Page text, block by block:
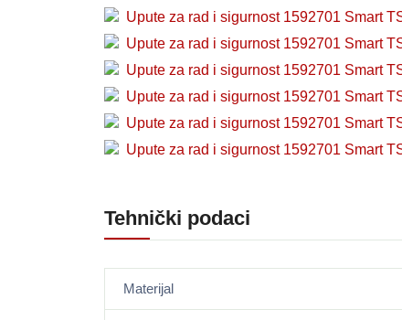
Upute za rad i sigurnost 1592701 Smart
Upute za rad i sigurnost 1592701 Smart
Upute za rad i sigurnost 1592701 Smart
Upute za rad i sigurnost 1592701 Smart
Upute za rad i sigurnost 1592701 Smart
Upute za rad i sigurnost 1592701 Smart
Tehnički podaci
Materijal